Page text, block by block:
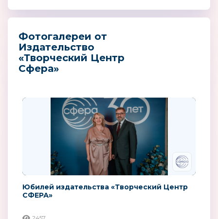
Фотогалереи от
Издательство
«Творческий Центр
Сфера»
Юбилей издательства «Творческий Центр
СФЕРА»